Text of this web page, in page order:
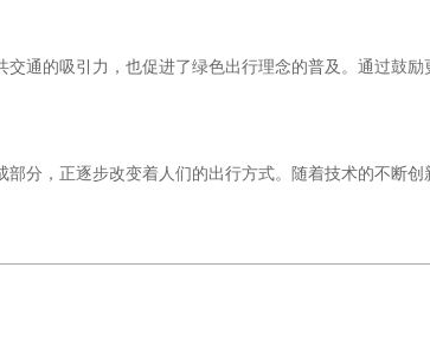
通的吸引力，也促进了绿色出行理念的普及。通过鼓
分，正逐步改变着人们的出行方式。随着技术的不断